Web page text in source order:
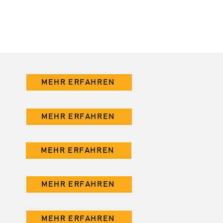
MEHR ERFAHREN
MEHR ERFAHREN
MEHR ERFAHREN
MEHR ERFAHREN
MEHR ERFAHREN